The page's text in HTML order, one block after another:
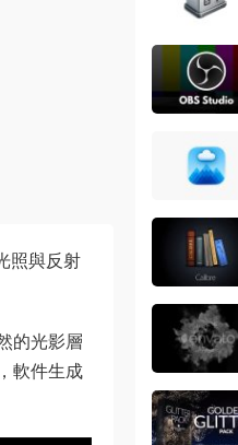
照與反射
的光影層
軟件生成